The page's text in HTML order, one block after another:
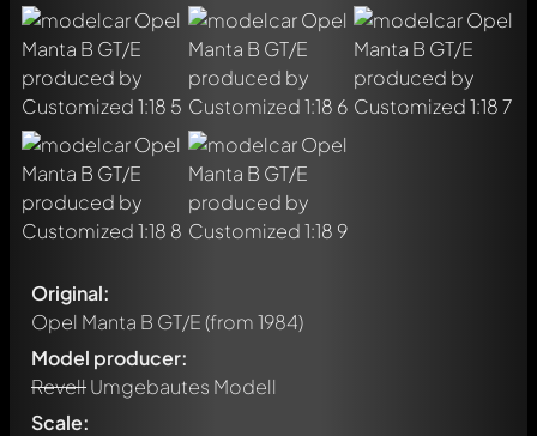
Original:
Opel Manta B GT/E(from 1984)
Model producer:
RevellUmgebautes Modell
Scale: